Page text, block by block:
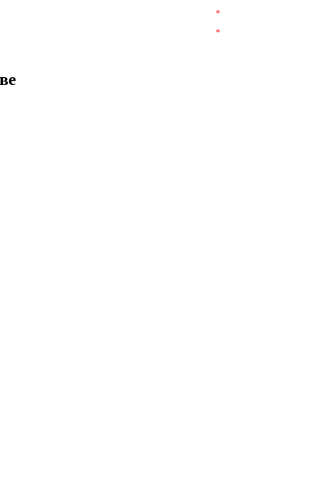
*
*